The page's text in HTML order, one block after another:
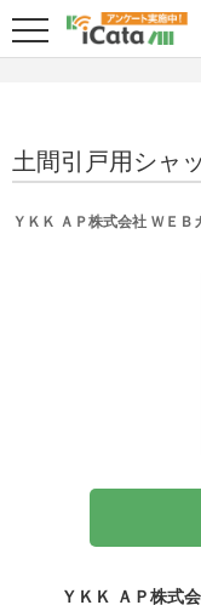
土間引戸用シャ
ＹＫＫ ＡＰ株式会社 ＷＥＢ
ＹＫＫ ＡＰ株式